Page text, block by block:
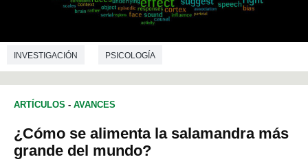
INVESTIGACIÓN PSICOLOGÍA
ARTÍCULOS - AVANCES
¿Cómo se alimenta la salamandra más
grande del mundo?